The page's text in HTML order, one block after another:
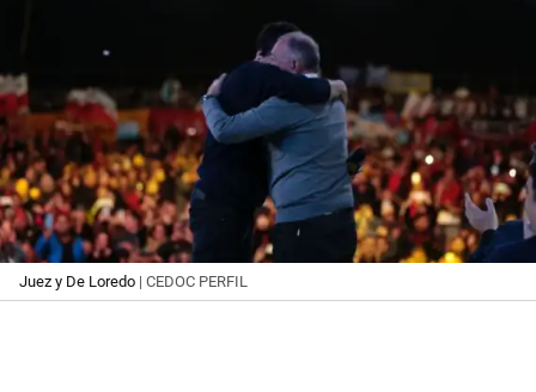
Juez y De Loredo | CEDOC PERFIL